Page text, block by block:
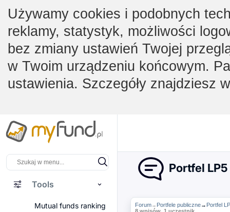
Używamy cookies i podobnych
reklamy, statystyk, możliwości
bez zmiany ustawień Twojej
w Twoim urządzeniu końcowym.
ustawienia. Szczegóły znajdziesz
Tools
Mutual funds ranking
Portfel
Forum→ Portfele publiczne→ Portfel